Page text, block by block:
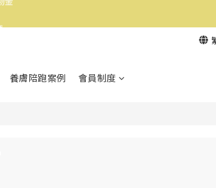
養膚陪跑案例 會員制度